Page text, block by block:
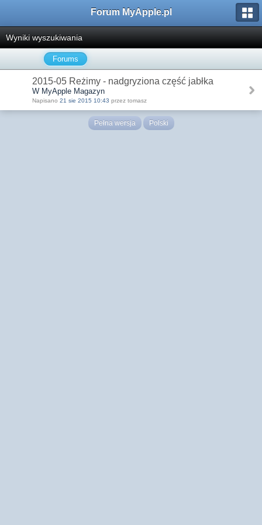
Forum MyApple.pl
Wyniki wyszukiwania
Forums
2015-05 Reżimy - nadgryziona część jabłka
W MyApple Magazyn
Napisano 21 sie 2015 10:43 przez tomasz
Pełna wersja Polski